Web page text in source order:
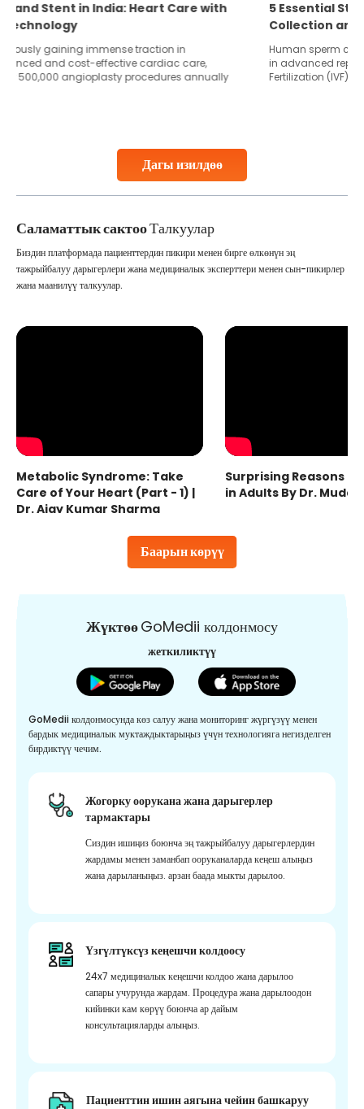
Дагы изилдөө
5 Essential Steps for Effective Human Sperm
Collection and Processing Methods
Human sperm collection and processing are critical steps
in advanced reproductive techniques like In Vitro
Fertilization (IVF) and intrauterine insemination (IUI). These
collected, they process the
Саламаттык сактооТалкуулар
Баарын көрүү
Биздин платформада пациенттердин пикири менен бирге өлкөнүн эң
тажрыйбалуу дарыгерлери жана медициналык эксперттери менен сын-пикирлер
жана маанилүү талкуулар.
Metabolic Syndrome: Take
Care of Your Heart (Part - 1) |
Dr. Ajay Kumar Sharma
Surprising Reasons
in Adults By Dr.
ЖүктөөGoMedii колдонмосу
жеткиликтүү
GoMedii колдонмосунда көз салуу жана мониторинг жүргүзүү менен
бардык медициналык муктаждыктарыңыз үчүн технологияга негизделген
бирдиктүү чечим.
Жогорку оорукана жана дарыгерлер
тармактары
Сиздин ишиңиз боюнча эң тажрыйбалуу дарыгерлердин
жардамы менен заманбап ооруканаларда кеңеш алыңыз
жана дарыланыңыз. арзан баада мыкты дарылоо.
Үзгүлтүксүз кеңешчи колдоосу
24x7 медициналык кеңешчи колдоо жана дарылоо
сапары учурунда жардам. Процедура жана дарылоодон
кийинки кам көрүү боюнча ар дайым
консультацияларды алыңыз.
Пациенттин ишин аягына чейин башкаруу